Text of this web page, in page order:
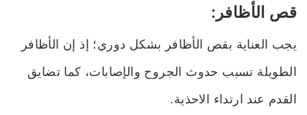
قص الأظافر:
يجب العناية بقص الأظافر بشكل دوري؛ إذ إن الأظافر
الطويلة تسبب حدوث الجروح والإصابات، كما تضايق
القدم عند ارتداء الاحذية.